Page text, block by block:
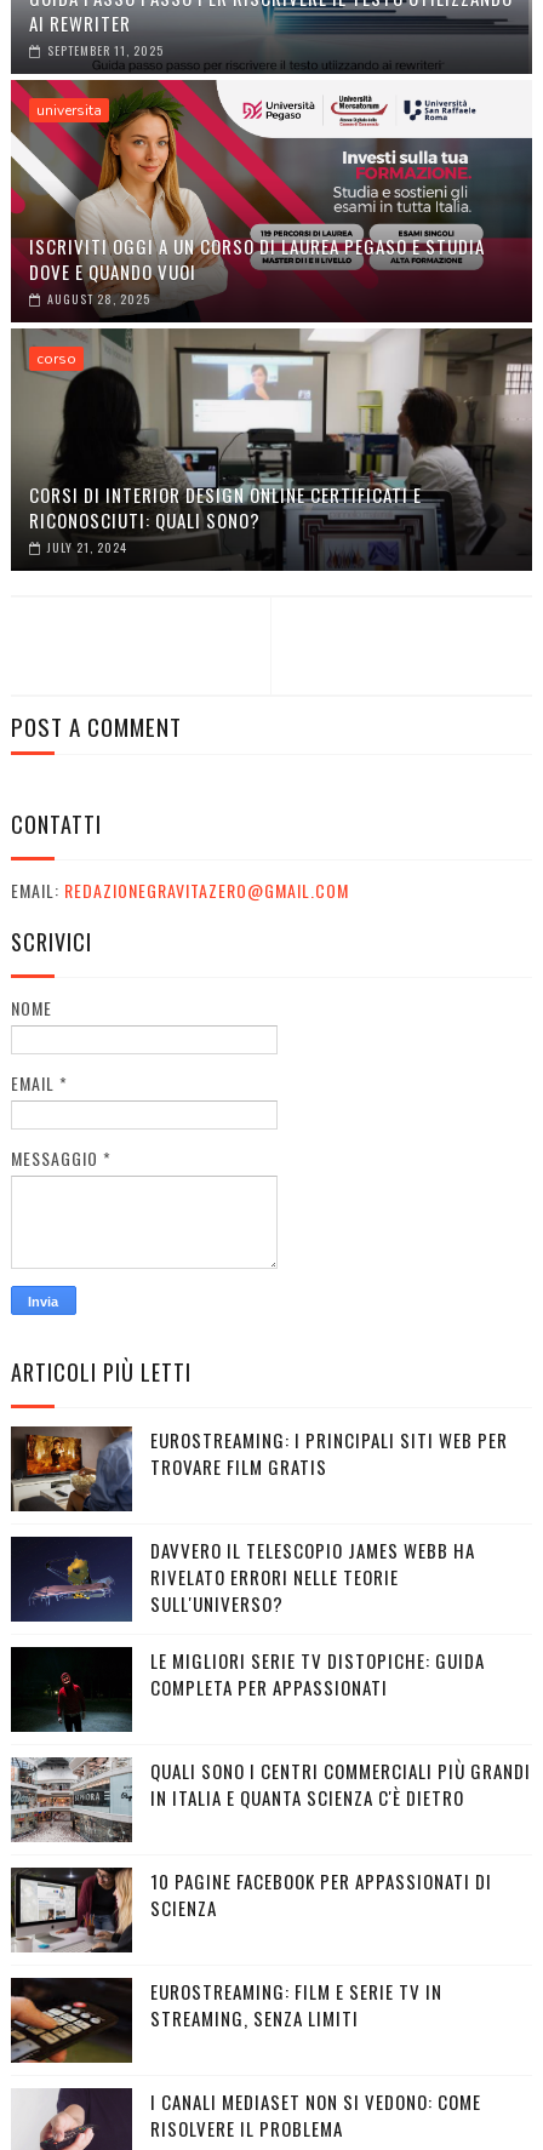
AI REWRITER
SEPTEMBER 11, 2025
universita
ISCRIVITI OGGI A UN CORSO DI LAUREA PEGASO E STUDIA
DOVE E QUANDO VUOI
AUGUST 28, 2025
corso
CORSI DI INTERIOR DESIGN ONLINE CERTIFICATI E
RICONOSCIUTI: QUALI SONO?
JULY 21, 2024
POST A COMMENT
CONTATTI
EMAIL: REDAZIONEGRAVITAZERO@GMAIL.COM
SCRIVICI
NOME
EMAIL *
MESSAGGIO *
ARTICOLI PIÙ LETTI
EUROSTREAMING: I PRINCIPALI SITI WEB PER
TROVARE FILM GRATIS
DAVVERO IL TELESCOPIO JAMES WEBB HA
RIVELATO ERRORI NELLE TEORIE
SULL'UNIVERSO?
LE MIGLIORI SERIE TV DISTOPICHE: GUIDA
COMPLETA PER APPASSIONATI
QUALI SONO I CENTRI COMMERCIALI PIÙ GRANDI
IN ITALIA E QUANTA SCIENZA C'È DIETRO
10 PAGINE FACEBOOK PER APPASSIONATI DI
SCIENZA
EUROSTREAMING: FILM E SERIE TV IN
STREAMING, SENZA LIMITI
I CANALI MEDIASET NON SI VEDONO: COME
RISOLVERE IL PROBLEMA